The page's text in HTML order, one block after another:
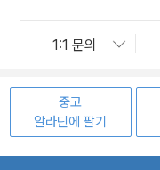
중고
알라딘에 팔기